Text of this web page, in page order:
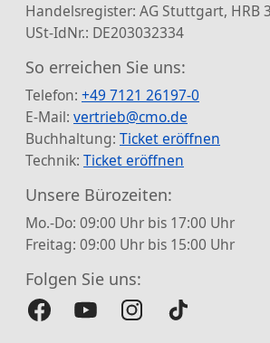
Handelsregister: AG Stuttgart, HRB
USt-IdNr.: DE203032334
So erreichen Sie uns:
Telefon: +49 7121 26197-0
E-Mail: vertrieb@cmo.de
Buchhaltung: Ticket eröffnen
Technik: Ticket eröffnen
Unsere Bürozeiten:
Mo.-Do: 09:00 Uhr bis 17:00 Uhr
Freitag: 09:00 Uhr bis 15:00 Uhr
Folgen Sie uns: